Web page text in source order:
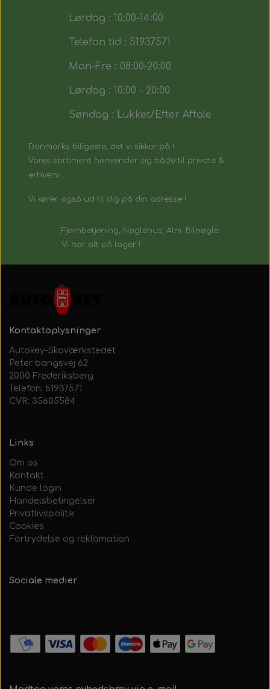
Lørdag : 10:00-14:00
Telefon tid : 51937571
Man-Fre : 08:00-20:00
Lørdag : 10:00 - 20:00
Søndag : Lukket/Efter Aftale
Danmarks biligeste, det vi sikker på !
Vores sortiment henvender sig både til private &
erhverv.
Vi kører også ud til dig på din adresse !
Fjernbetjening, Nøglehus, Alm. Bilnøgle
Vi har alt på lager !
Kontaktoplysninger
Autokey-Skoværkstedet
Peter bangsvej 62
2000 Frederiksberg
Telefon: 51937571
CVR: 35605584
Links
Om os
Kontakt
Kunde login
Handelsbetingelser
Privatlivspolitik
Cookies
Fortrydelse og reklamation
Sociale medier